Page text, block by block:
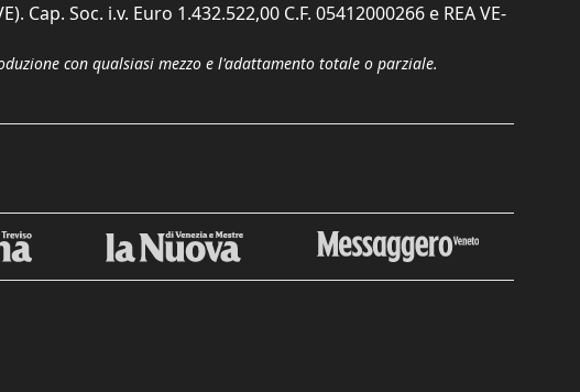
Soc. i.v. Euro 1.432.522,00 C.F. 05412000266 e REA VE-
con qualsiasi mezzo e l'adattamento totale o parziale.